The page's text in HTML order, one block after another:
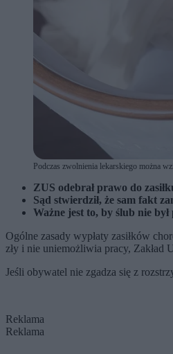
Podczas zwolnienia lekarskiego można
ZUS odebrał prawo do
Sąd stwierdził, że sam fakt
Ważne jest to, by ślub nie
Ogólne zasady wypłaty zasiłków
zły i nie uniemożliwia pracy, Zakład
Jeśli obywatel nie zgadza się z
Reklama
Reklama